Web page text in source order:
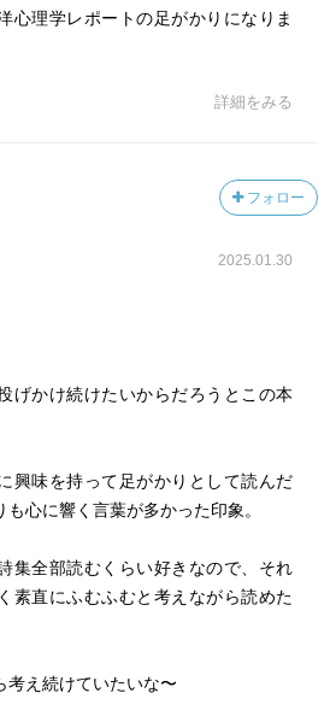
心理学レポートの足がかりになりま
詳細をみる
フォロー
2025.01.30
げかけ続けたいからだろうとこの本
興味を持って足がかりとして読んだ
心に響く言葉が多かった印象。
集全部読むくらい好きなので、それ
素直にふむふむと考えながら読めた
考え続けていたいな〜